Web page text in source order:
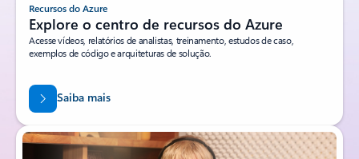
Recursos do Azure
Explore o centro de recursos do Azure
Acesse vídeos, relatórios de analistas, treinamento, estudos de caso,
exemplos de código e arquiteturas de solução.
Saiba mais